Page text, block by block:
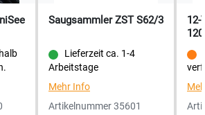
Saugsammler ZST S62/3
Lieferzeit ca. 1-4
Arbeitstage
Mehr Info
Artikelnummer 35601
12-